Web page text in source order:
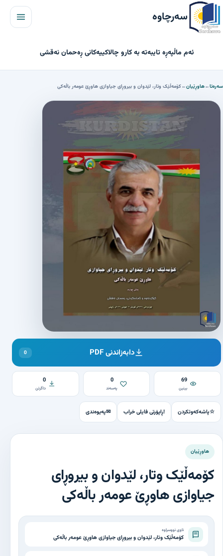
سەرچاوە
ئەم ماڵپەڕە تایبەتە بە کارو چالاکییەکانی ڕەحمان نەقشی
مێنیو
سەرەتا←هاوڕێیان←کۆمەڵێک وتار، لێدوان و بیروڕای جیاوازی هاوڕێ عومەر باڵەکی
دابەزاندنی PDF 0
69
بینین
0
پەسەند
0
داگرتن
☆پاشەکەوتکردن !ڕاپۆرتی فایلی خراب ✉پەیوەندی
هاوڕێیان
کۆمەڵێک وتار، لێدوان و بیروڕای
جیاوازی هاوڕێ عومەر باڵەکی
ناوی نووسراوە
کۆمەڵێک وتار، لێدوان و بیروڕای جیاوازی هاوڕێ عومەر باڵەکی